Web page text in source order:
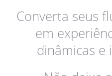
Converta seus
em
dinâmicas e